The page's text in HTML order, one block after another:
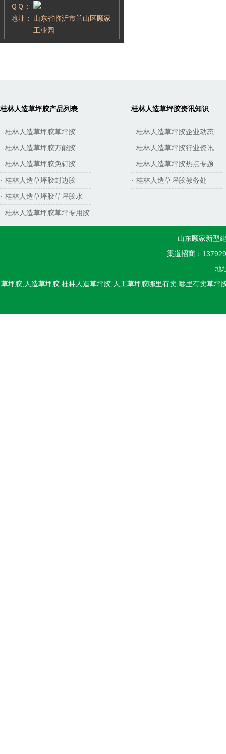
ＱＱ：
地址：
山东省临沂市兰山区顾家
工业园
桂林人造草坪胶产品列表
· 桂林人造草坪胶草坪胶
· 桂林人造草坪胶万能胶
· 桂林人造草坪胶免钉胶
· 桂林人造草坪胶封边胶
· 桂林人造草坪胶草坪胶水
· 桂林人造草坪胶草坪专用胶
桂林人造草坪胶资讯知识
· 桂林人造草坪胶企业动态
· 桂林人造草坪胶行业资讯
· 桂林人造草坪胶热点专题
· 桂林人造草坪胶教务处
山东顾家新型
渠道招商：
地
草坪胶,人造草坪胶,桂林人造草坪胶,人工草坪胶哪里有卖,哪里有卖草